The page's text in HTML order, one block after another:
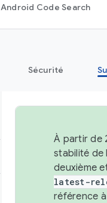
Android Code Search
Sécurité
À partir de
stabilité de
deuxième
latest-
référence